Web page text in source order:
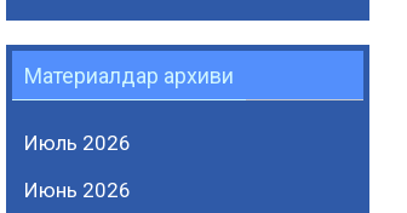
Материалдар архиви
Июль 2026
Июнь 2026